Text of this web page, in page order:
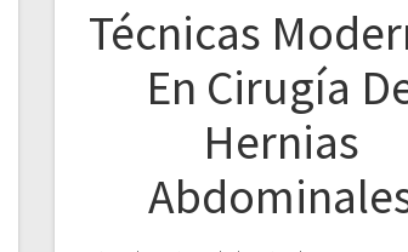
Técnicas
En Cirugía
Hernias